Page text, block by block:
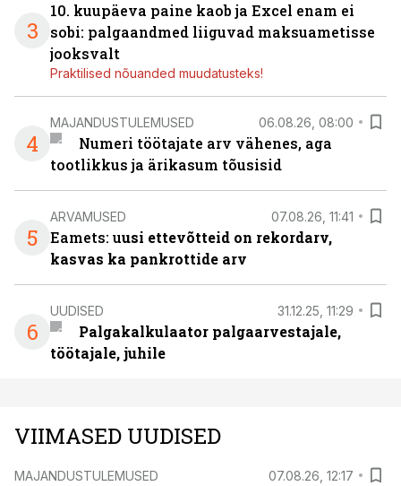
3
10. kuupäeva paine kaob ja Excel enam ei
sobi: palgaandmed liiguvad maksuametisse
jooksvalt
Praktilised nõuanded muudatusteks!
4
MAJANDUSTULEMUSED 06.08.26, 08:00
Numeri töötajate arv vähenes, aga
tootlikkus ja ärikasum tõusisid
5
ARVAMUSED 07.08.26, 11:41
Eamets: uusi ettevõtteid on rekordarv,
kasvas ka pankrottide arv
6
UUDISED 31.12.25, 11:29
Palgakalkulaator palgaarvestajale,
töötajale, juhile
VIIMASED UUDISED
MAJANDUSTULEMUSED 07.08.26, 12:17